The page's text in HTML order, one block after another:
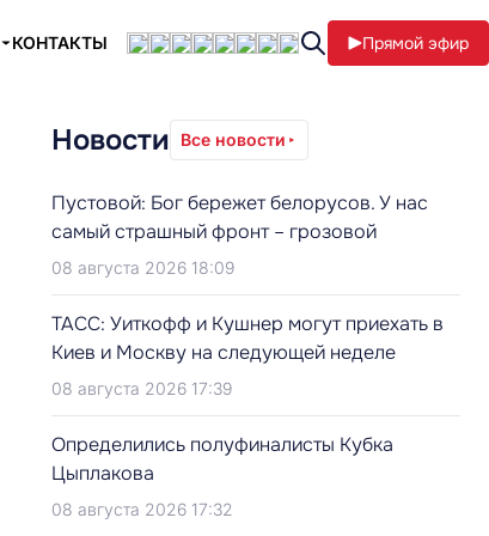
КОНТАКТЫ Прямой эфир
Новости Все новости
Пустовой: Бог бережет белорусов. У нас
самый страшный фронт – грозовой
08 августа 2026 18:09
ТАСС: Уиткофф и Кушнер могут приехать в
Киев и Москву на следующей неделе
08 августа 2026 17:39
Определились полуфиналисты Кубка
Цыплакова
08 августа 2026 17:32